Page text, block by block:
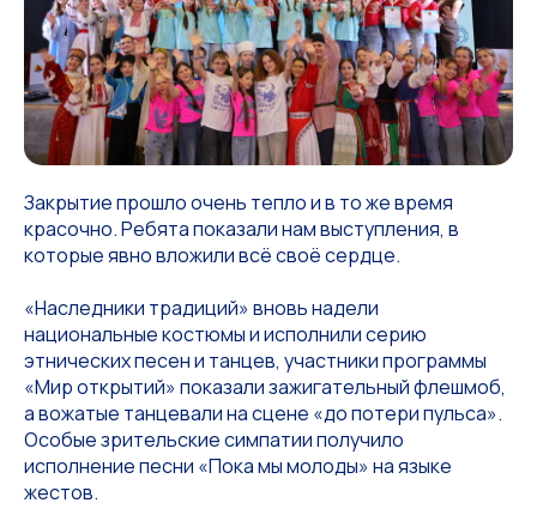
Закрытие прошло очень тепло и в то же время
красочно. Ребята показали нам выступления, в
которые явно вложили всё своё сердце.
«Наследники традиций» вновь надели
национальные костюмы и исполнили серию
этнических песен и танцев, участники программы
«Мир открытий» показали зажигательный флешмоб,
а вожатые танцевали на сцене «до потери пульса».
Особые зрительские симпатии получило
исполнение песни «Пока мы молоды» на языке
жестов.